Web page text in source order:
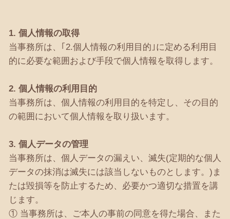
1. 個人情報の取得
当事務所は、｢2.個人情報の利用目的｣に定める利用目
的に必要な範囲および手段で個人情報を取得します。
2. 個人情報の利用目的
当事務所は、個人情報の利用目的を特定し、その目的
の範囲において個人情報を取り扱います。
3. 個人データの管理
当事務所は、個人データの漏えい、滅失(定期的な個人
データの抹消は滅失には該当しないものとします。)ま
たは毀損等を防止するため、必要かつ適切な措置を講
じます。
① 当事務所は、ご本人の事前の同意を得た場合、また